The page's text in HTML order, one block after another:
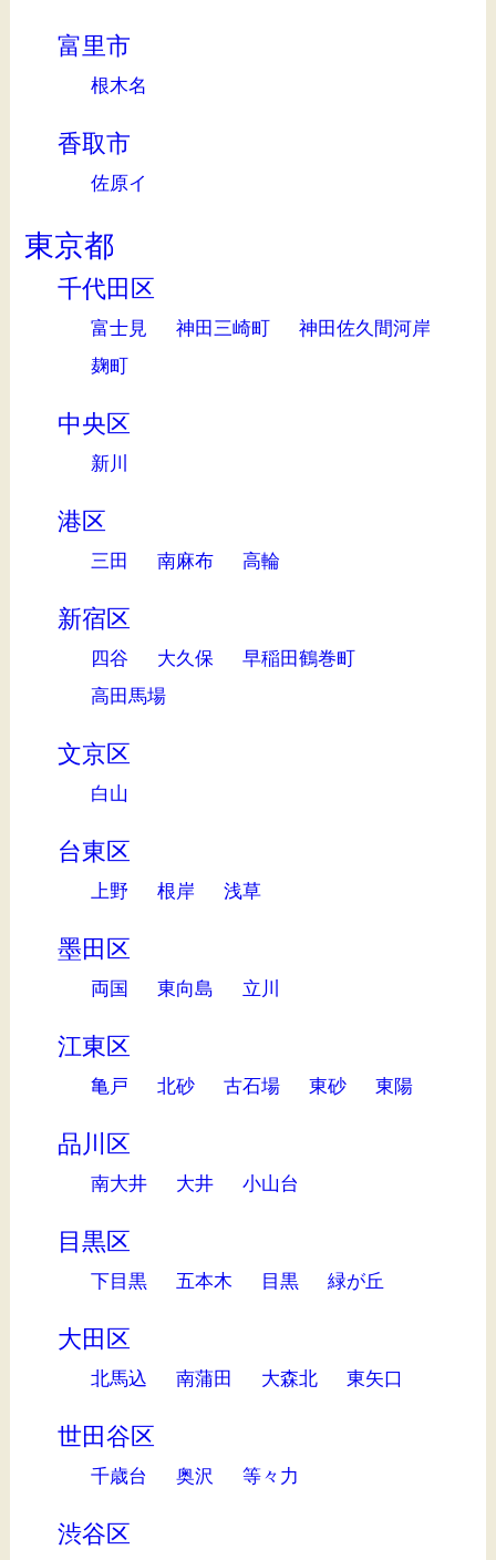
富里市
根木名
香取市
佐原イ
東京都
千代田区
富士見 神田三崎町
神田佐久間河岸
麹町
中央区
新川
港区
三田 南麻布 高輪
新宿区
四谷 大久保
早稲田鶴巻町
高田馬場
文京区
白山
台東区
上野 根岸 浅草
墨田区
両国 東向島 立川
江東区
亀戸 北砂 古石場 東砂 東陽
品川区
南大井 大井 小山台
目黒区
下目黒 五本木 目黒 緑が丘
大田区
北馬込 南蒲田 大森北 東矢口
世田谷区
千歳台 奥沢 等々力
渋谷区